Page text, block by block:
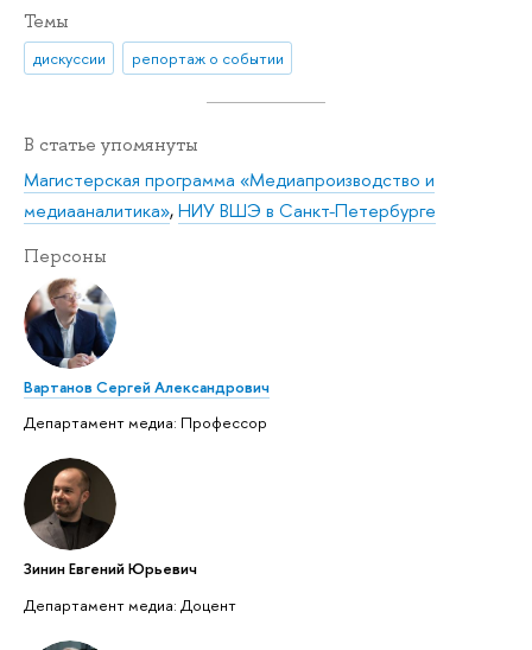
Темы
дискуссии репортаж о событии
В статье упомянуты
Магистерская программа «Медиапроизводство и
медиааналитика»,НИУ ВШЭ в Санкт-Петербурге
Персоны
Вартанов Сергей Александрович
Департамент медиа: Профессор
Зинин Евгений Юрьевич
Департамент медиа: Доцент